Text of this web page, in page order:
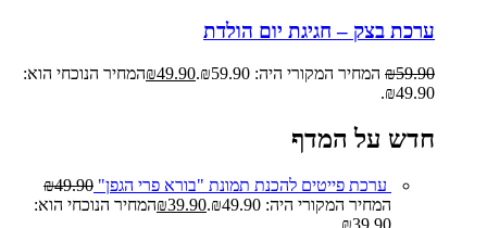
ערכת בצק – חגיגת יום הולדת
₪59.90 המחיר המקורי היה: ₪59.90. ₪49.90
המחיר הנוכחי הוא:
₪49.90.
חדש על המדף
ערכת פייטים להכנת תמונת "בורא פרי הגפן" ₪49.90
המחיר המקורי היה: ₪49.90.
₪39.90
המחיר הנוכחי הוא:
₪39.90.